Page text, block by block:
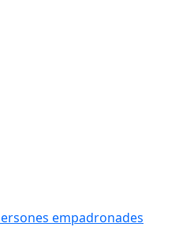
empadronades